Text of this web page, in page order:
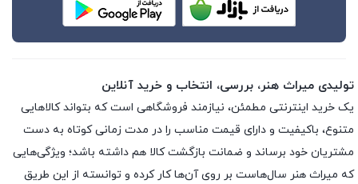
تولیدی میراث هنر، بررسی، انتخاب و خرید آنلاین
یک خرید اینترنتی مطمئن، نیازمند فروشگاهی است که بتواند کالاهایی
متنوع، باکیفیت و دارای قیمت مناسب را در مدت زمانی کوتاه به دست
مشتریان خود برساند و ضمانت بازگشت کالا هم داشته باشد؛ ویژگی‌هایی
که میراث هنر سال‌هاست بر روی آن‌ها کار کرده و توانسته از این طریق